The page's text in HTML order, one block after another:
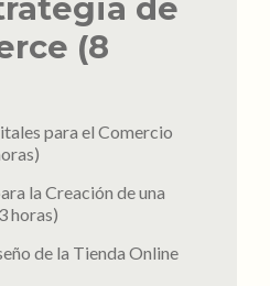
de
(8
para el Comercio
la Creación de una
horas)
de la Tienda Online